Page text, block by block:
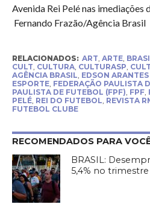
Avenida Rei Pelé nas imediações
Fernando Frazão/Agência Brasil
RELACIONADOS: ART ARTE,
CULT CULTURA, CULTURASP
AGÊNCIA BRASIL EDSON
ESPORTE, FEDERAÇÃO PAULISTA
PAULISTA DE FUTEBOL (FPF) FPF,
PELÉ, REI DO FUTEBOL REVISTA
FUTEBOL CLUBE
RECOMENDADOS PARA
BRASIL:
5,4% no